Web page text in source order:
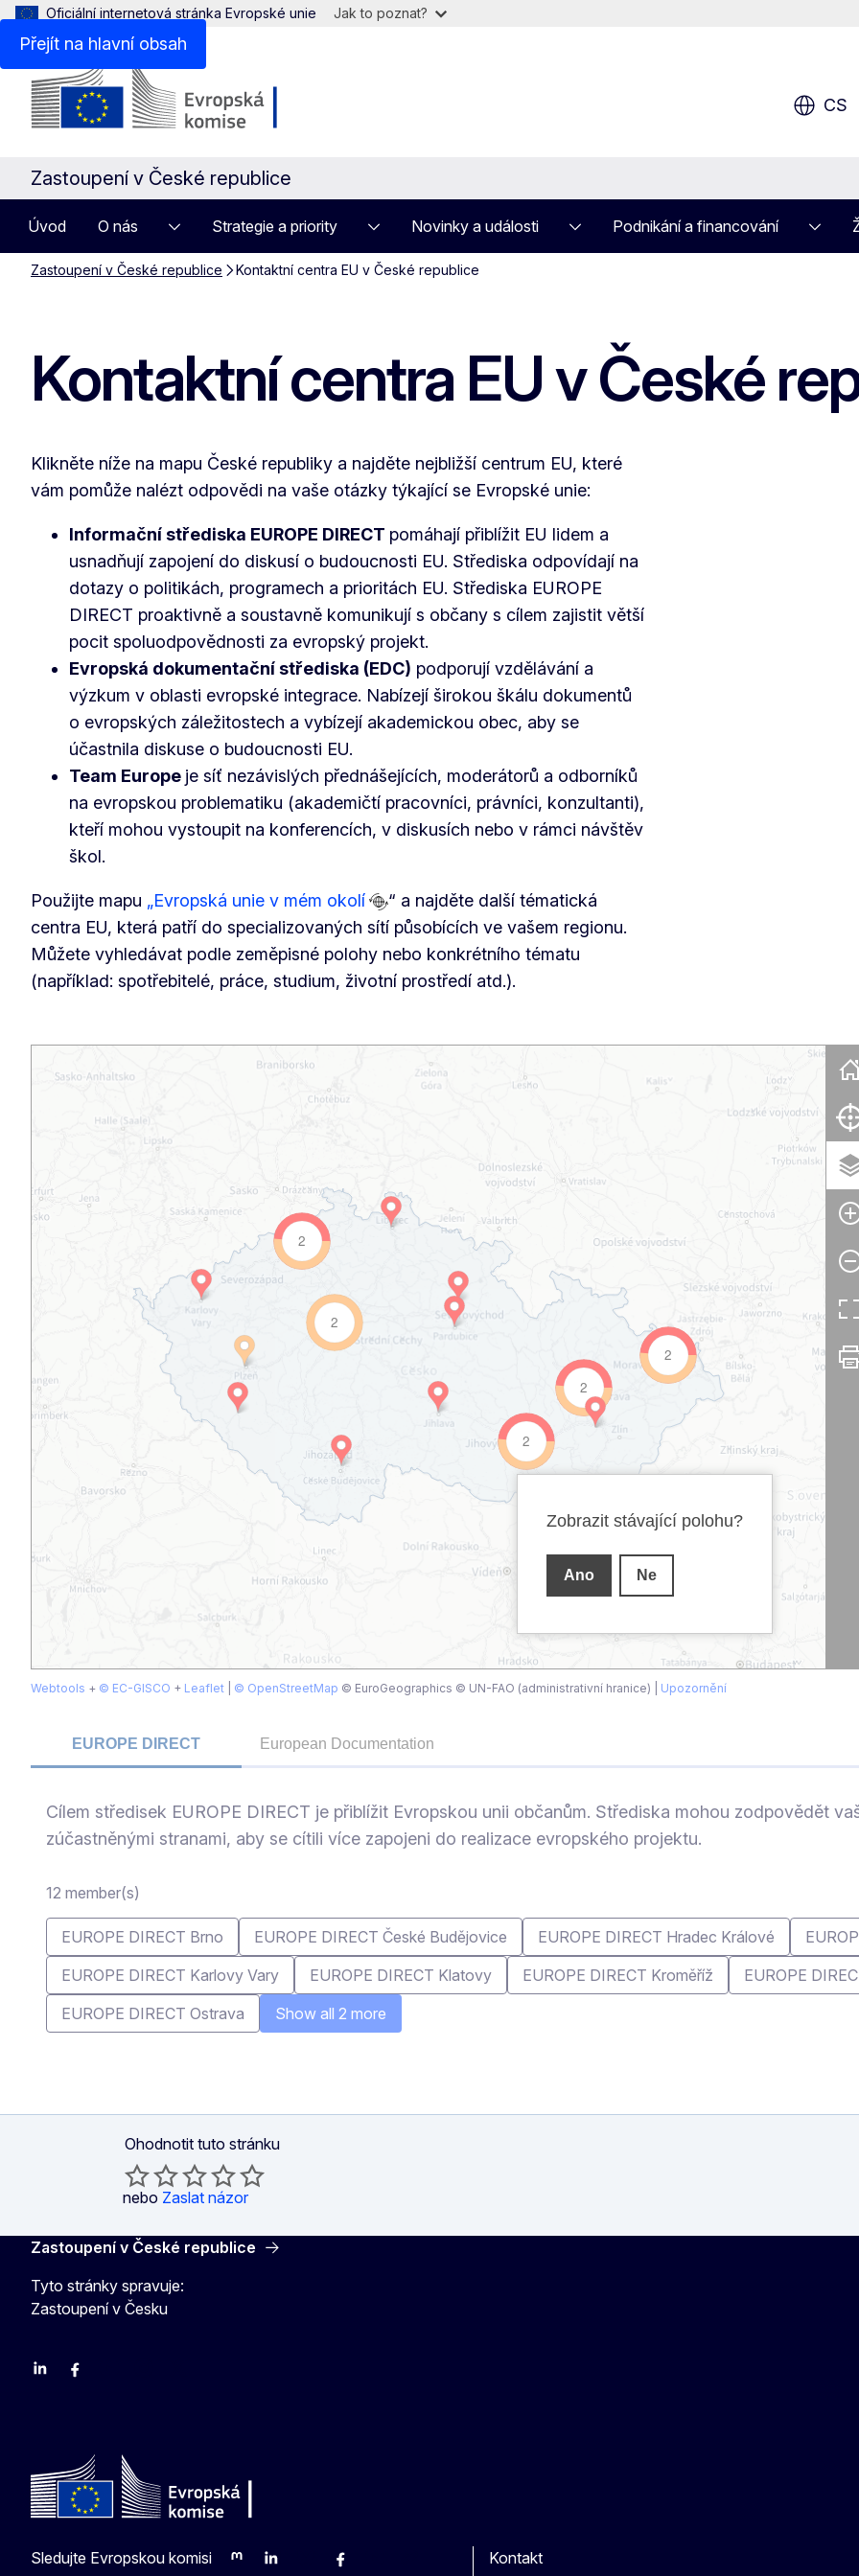
Přejít na hlavní obsah
Oficiální internetová stránka Evropské unie Jak to poznat?
CS
Zastoupení v České republice
Úvod O nás Strategie a priority Novinky a události Podnikání a financování
Zastoupení v České republice Kontaktní centra EU v České republice
Kontaktní centra EU v České
Klikněte níže na mapu České republiky a najděte nejbližší centrum EU, které
vám pomůže nalézt odpovědi na vaše otázky týkající se Evropské unie:
Informační střediska EUROPE DIRECT pomáhají přiblížit EU lidem a
usnadňují zapojení do diskusí o budoucnosti EU. Střediska odpovídají na
dotazy o politikách, programech a prioritách EU. Střediska EUROPE
DIRECT proaktivně a soustavně komunikují s občany s cílem zajistit větší
pocit spoluodpovědnosti za evropský projekt.
Evropská dokumentační střediska (EDC) podporují vzdělávání a
výzkum v oblasti evropské integrace. Nabízejí širokou škálu dokumentů
o evropských záležitostech a vybízejí akademickou obec, aby se
účastnila diskuse o budoucnosti EU.
Team Europe je síť nezávislých přednášejících, moderátorů a odborníků
na evropskou problematiku (akademičtí pracovníci, právníci, konzultanti),
kteří mohou vystoupit na konferencích, v diskusích nebo v rámci návštěv
škol.
Použijte mapu „Evropská unie v mém okolí
“ a najděte další tématická
centra EU, která patří do specializovaných sítí působících ve vašem regionu.
Můžete vyhledávat podle zeměpisné polohy nebo konkrétního tématu
(například: spotřebitelé, práce, studium, životní prostředí atd.).
Zobrazit stávající polohu?
Ano Ne
2
2
2
2
2
Webtools + © EC-GISCO + Leaflet © OpenStreetMap © EuroGeographics © UN-FAO (administrativní hranice) | Upozornění
EUROPE DIRECT European Documentation
Cílem středisek EUROPE DIRECT je přiblížit Evropskou unii občanům. Střediska mohou zodpovědět
zúčastněnými stranami, aby se cítili více zapojeni do realizace evropského projektu.
12 member(s)
EUROPE DIRECT Brno EUROPE DIRECT České Budějovice EUROPE DIRECT Hradec Králové
EUROPE DIRECT Karlovy Vary
EUROPE DIRECT Klatovy EUROPE DIRECT Kroměříž EUROPE
EUROPE DIRECT Ostrava
Show all 2 more
Ohodnotit tuto stránku
nebo Zaslat názor
Zastoupení v České republice
Tyto stránky spravuje:
Zastoupení v Česku
LinkedinFacebook
Sledujte Evropskou komisi
MastodonLinkedInBlueskyFacebook
Kontakt